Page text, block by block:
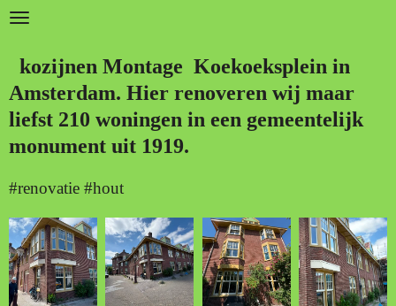
Ga
naar
de
hoofdinhoud
kozijnen Montage Koekoeksplein in
Amsterdam. Hier renoveren wij maar
liefst 210 woningen in een gemeentelijk
monument uit 1919.
#renovatie #hout